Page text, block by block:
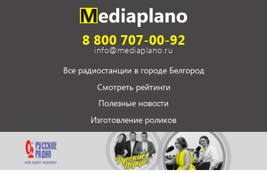
8 800 707-00-92
info@mediaplano.ru
Все радиостанции в городе Белгород
Смотреть рейтинги
Полезные новости
Изготовление роликов